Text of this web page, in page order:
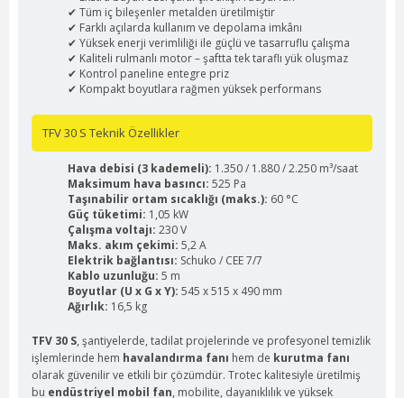
✔ Tüm iç bileşenler metalden üretilmiştir
✔ Farklı açılarda kullanım ve depolama imkânı
✔ Yüksek enerji verimliliği ile güçlü ve tasarruflu çalışma
✔ Kaliteli rulmanlı motor – şaftta tek taraflı yük oluşmaz
✔ Kontrol paneline entegre priz
✔ Kompakt boyutlara rağmen yüksek performans
TFV 30 S Teknik Özellikler
Hava debisi (3 kademeli): 1.350 / 1.880 / 2.250 m³/saat
Maksimum hava basıncı: 525 Pa
Taşınabilir ortam sıcaklığı (maks.): 60 °C
Güç tüketimi: 1,05 kW
Çalışma voltajı: 230 V
Maks. akım çekimi: 5,2 A
Elektrik bağlantısı: Schuko / CEE 7/7
Kablo uzunluğu: 5 m
Boyutlar (U x G x Y): 545 x 515 x 490 mm
Ağırlık: 16,5 kg
TFV 30 S, şantiyelerde, tadilat projelerinde ve profesyonel temizlik
işlemlerinde hem havalandırma fanı hem de kurutma fanı
olarak güvenilir ve etkili bir çözümdür. Trotec kalitesiyle üretilmiş
bu endüstriyel mobil fan, mobilite, dayanıklılık ve yüksek